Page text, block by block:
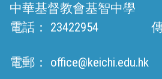
中華基督教會基智中學
電話：
23422954
電郵： office@keichi.edu.hk